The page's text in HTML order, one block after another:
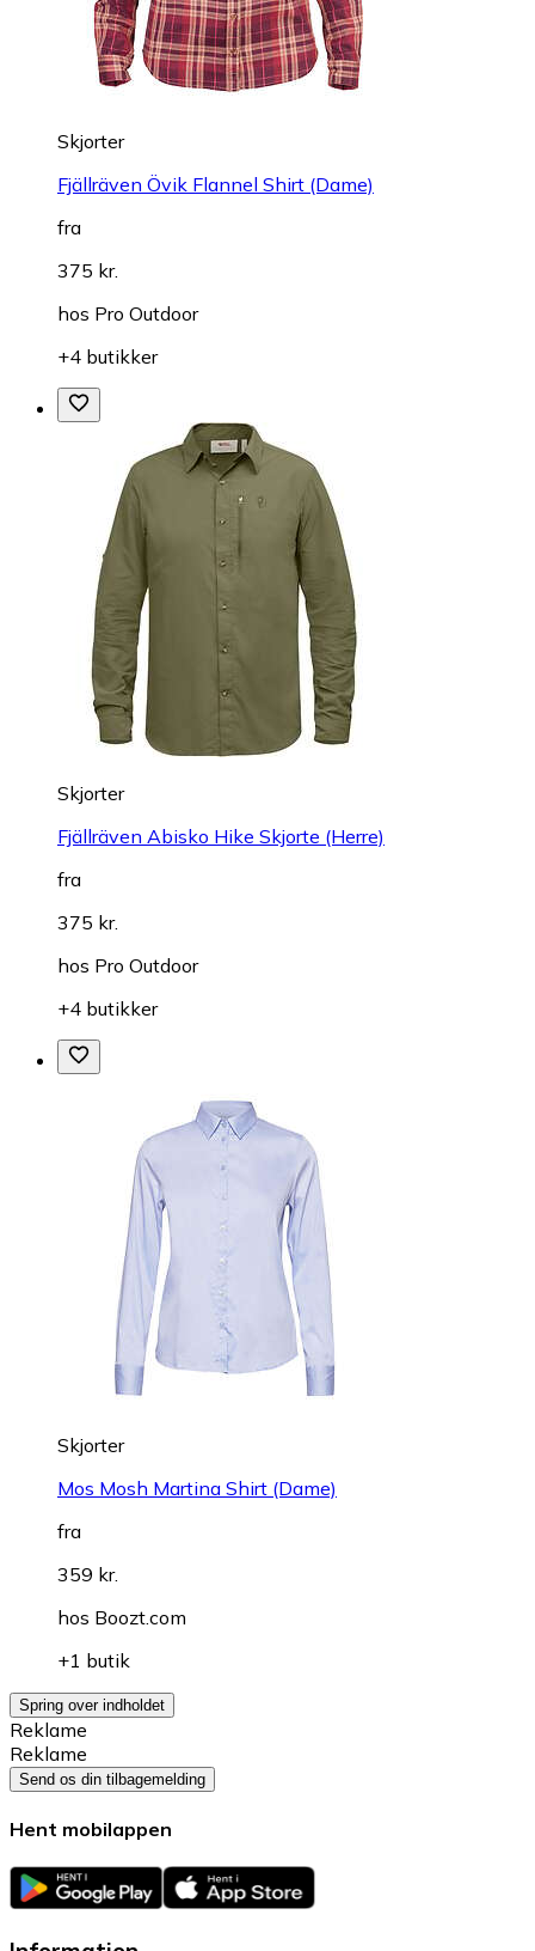
Skjorter
Fjällräven Övik Flannel Shirt (Dame)
fra
375 kr.
hos Pro Outdoor
+4 butikker
Skjorter
Fjällräven Abisko Hike Skjorte (Herre)
fra
375 kr.
hos Pro Outdoor
+4 butikker
Skjorter
Mos Mosh Martina Shirt (Dame)
fra
359 kr.
hos Boozt.com
+1 butik
Spring over indholdet
Reklame
Reklame
Send os din tilbagemelding
Hent mobilappen